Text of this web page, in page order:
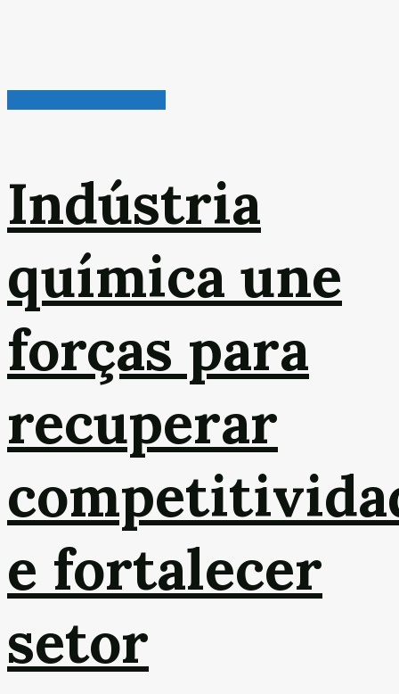
Indústria
química une
forças para
recuperar
e fortalecer
setor